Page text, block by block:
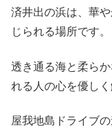
済井出の浜は、華
じられる場所です。
透き通る海と柔ら
れる人の心を優しく
屋我地島ドライブ